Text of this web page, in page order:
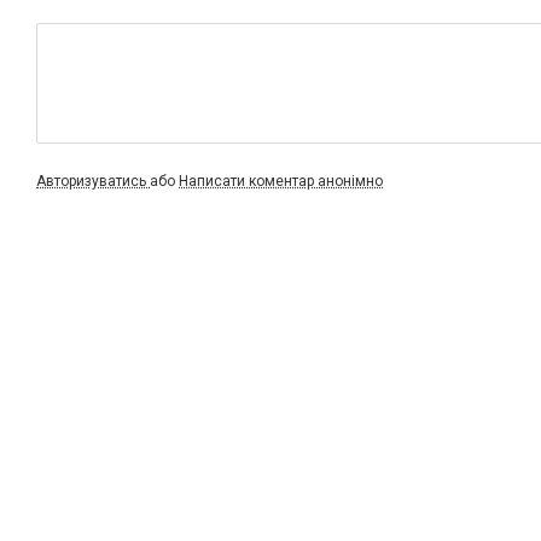
Авторизуватись або Написати коментар анонімно